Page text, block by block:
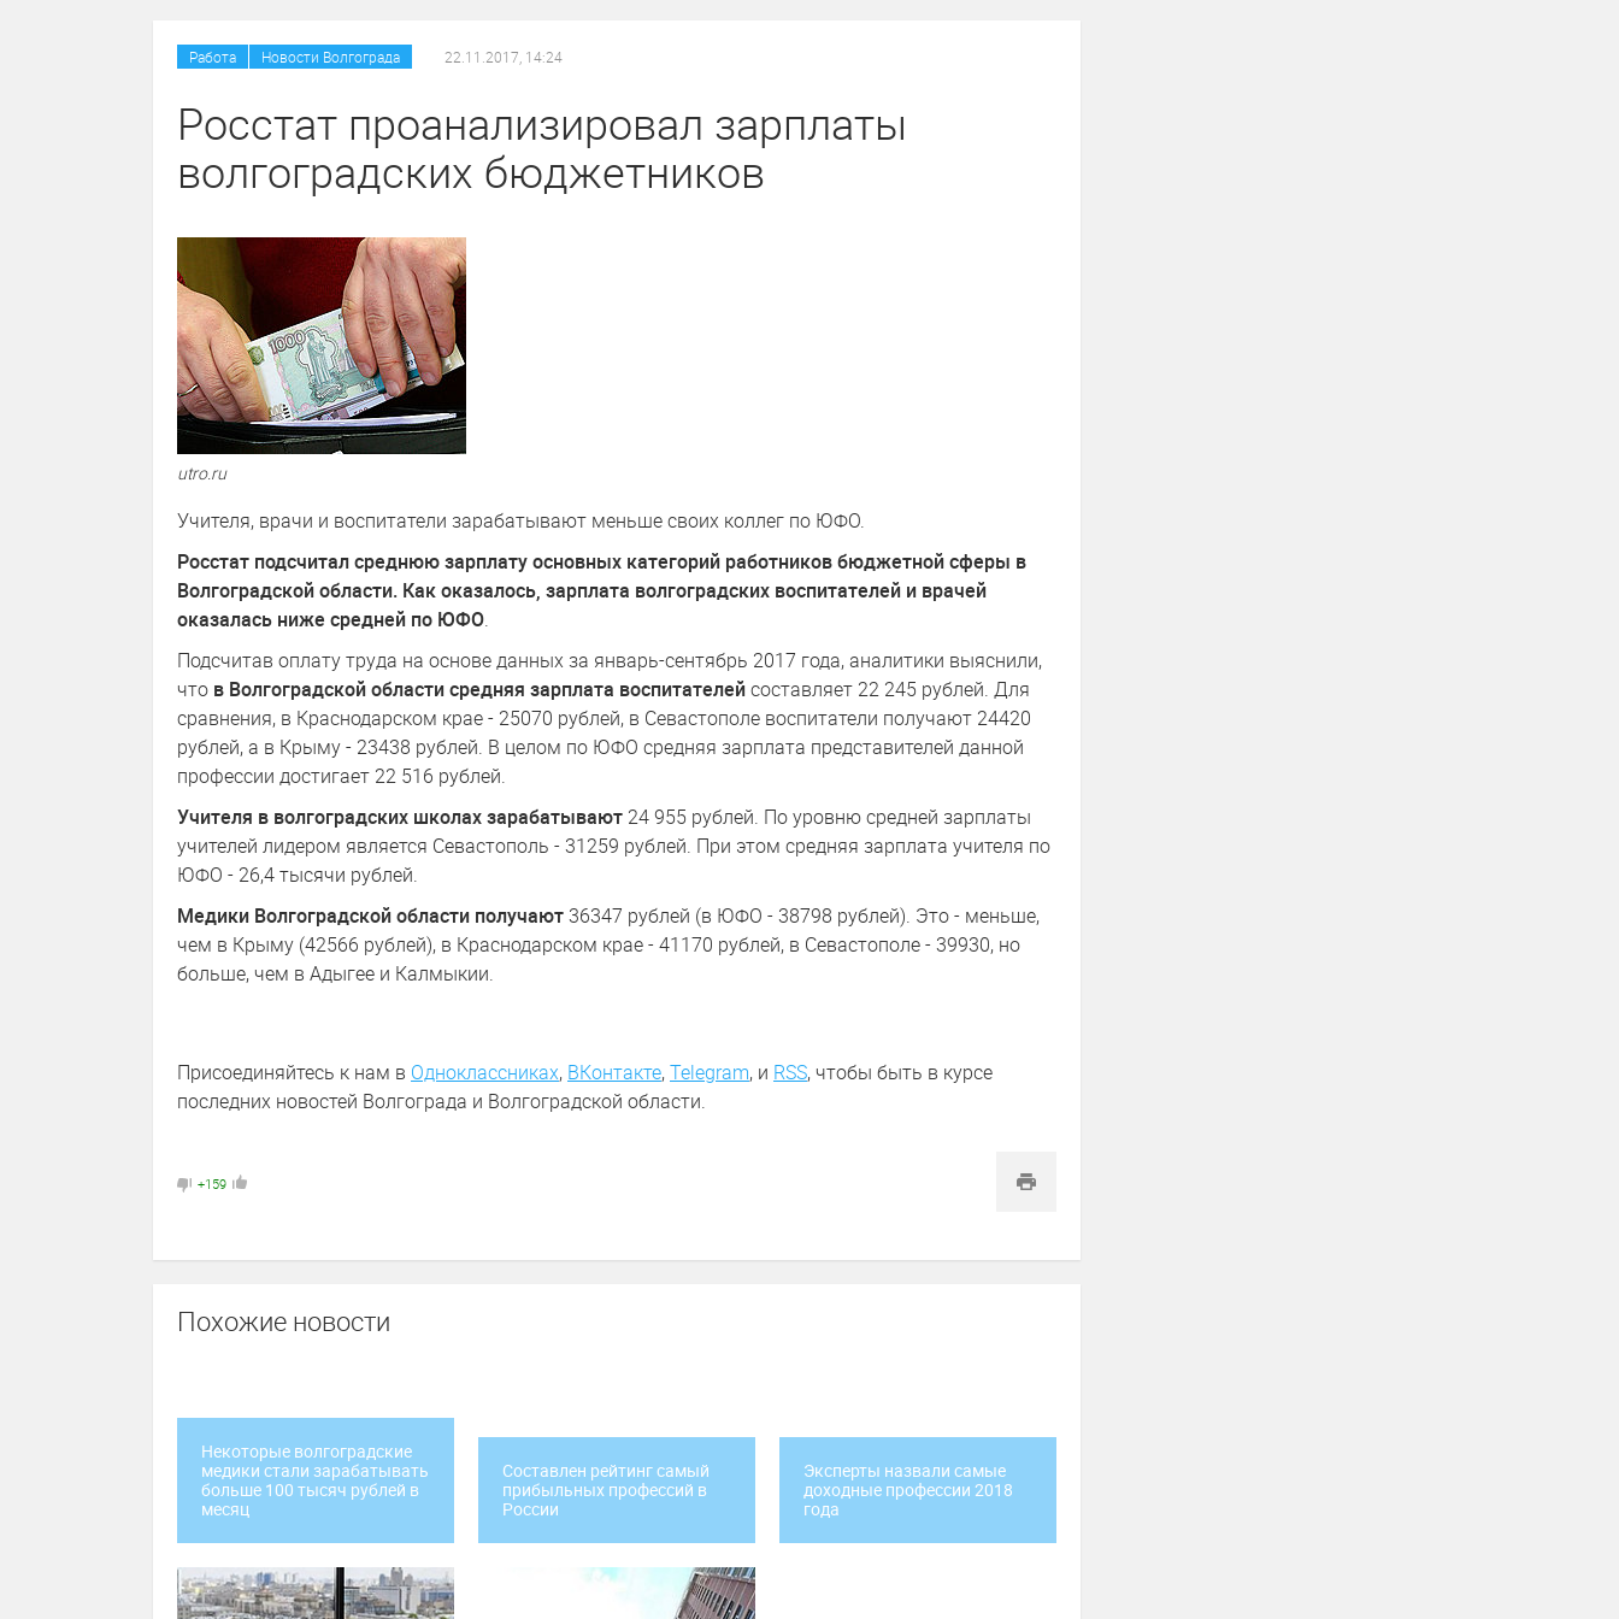
Работа Новости Волгограда 22.11.2017, 14:24
Росстат проанализировал зарплаты
волгоградских бюджетников
utro.ru
Учителя, врачи и воспитатели зарабатывают меньше своих коллег по ЮФО.
Росстат подсчитал среднюю зарплату основных категорий работников бюджетной сферы в
Волгоградской области. Как оказалось, зарплата волгоградских воспитателей и врачей
оказалась ниже средней по ЮФО.
Подсчитав оплату труда на основе данных за январь-сентябрь 2017 года, аналитики выяснили,
что в Волгоградской области средняя зарплата воспитателейсоставляет 22 245 рублей. Для
сравнения, в Краснодарском крае - 25070 рублей, в Севастополе воспитатели получают 24420
рублей, а в Крыму - 23438 рублей. В целом по ЮФО средняя зарплата представителей данной
профессии достигает 22 516 рублей.
Учителя в волгоградских школах зарабатывают 24 955 рублей. По уровню средней зарплаты
учителей лидером является Севастополь - 31259 рублей. При этом средняя зарплата учителя по
ЮФО - 26,4 тысячи рублей.
Медики Волгоградской области получают36347 рублей (в ЮФО - 38798 рублей). Это - меньше,
чем в Крыму (42566 рублей), в Краснодарском крае - 41170 рублей, в Севастополе - 39930, но
больше, чем в Адыгее и Калмыкии.
Присоединяйтесь к нам в Одноклассниках, ВКонтакте,Telegram, и RSS, чтобы быть в курсе
последних новостей Волгограда и Волгоградской области.
+159
Похожие новости
Некоторые волгоградские
медики стали зарабатывать
больше 100 тысяч рублей в
месяц
Составлен рейтинг самый
прибыльных профессий в
России
Эксперты назвали самые
доходные профессии 2018
года